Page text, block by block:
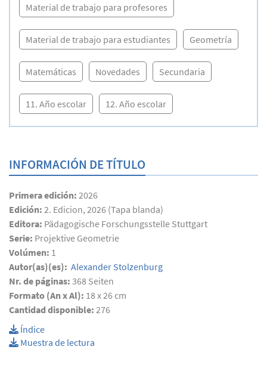
Material de trabajo para profesores
Material de trabajo para estudiantes Geometría
Matemáticas Novedades Secundaria
11. Año escolar 12. Año escolar
INFORMACIÓN DE TÍTULO
Primera edición: 2026
Edición: 2. Edicion, 2026 (Tapa blanda)
Editora: Pädagogische Forschungsstelle Stuttgart
Serie: Projektive Geometrie
Volúmen: 1
Autor(as)(es): Alexander Stolzenburg
Nr. de páginas: 368 Seiten
Formato (An x Al): 18 x 26 cm
Cantidad disponible: 276
Índice
Muestra de lectura